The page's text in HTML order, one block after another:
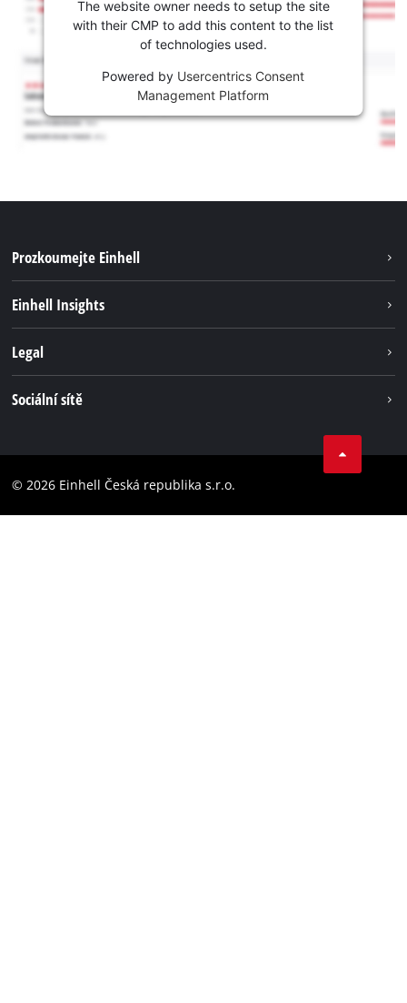
The website owner needs to setup the site
with their CMP to add this content to the list
of technologies used.
Powered by Usercentrics Consent
Management Platform
Prozkoumejte Einhell
Systém akumulátorů
Einhell Insights
Legal
Prohlášení o přístupnosti
Sociální sítě
Instagram
© 2026 Einhell Česká republika s.r.o.